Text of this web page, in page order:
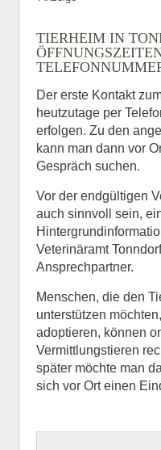
TIERHEIM IN
Der erste Kontakt
heutzutage per
erfolgen. Zu den
kann man dann vor
Gespräch suchen.
Vor der endgültigen
auch sinnvoll sein,
Veterinäramt
Ansprechpartner.
Menschen, die den
unterstützen
adoptieren, können
Vermittlungstieren
später möchte man
sich vor Ort einen